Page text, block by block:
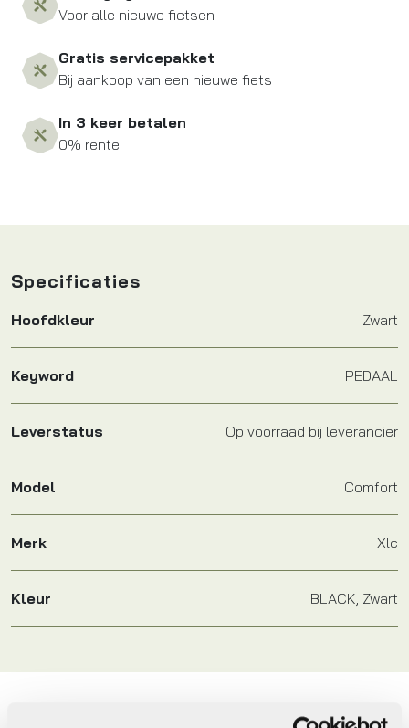
Voor alle nieuwe fietsen
Gratis servicepakket
Bij aankoop van een nieuwe fiets
In 3 keer betalen
0% rente
Specificaties
Hoofdkleur Zwart
Keyword PEDAAL
Leverstatus Op voorraad bij leverancier
Model Comfort
Merk Xlc
Kleur BLACK, Zwart